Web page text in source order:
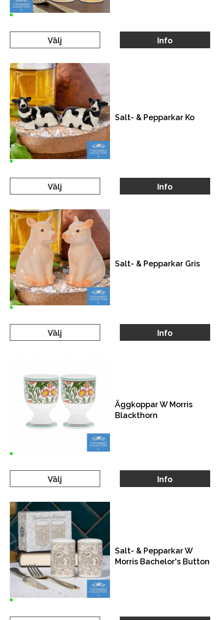
Välj Info
Salt- & Pepparkar Ko
Välj Info
Salt- & Pepparkar Gris
Välj Info
Äggkoppar W Morris
Blackthorn
Välj Info
Salt- & Pepparkar W
Morris Bachelor's Button